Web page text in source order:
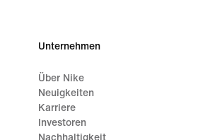
Unternehmen
Über Nike
Neuigkeiten
Karriere
Investoren
Nachhaltigkeit